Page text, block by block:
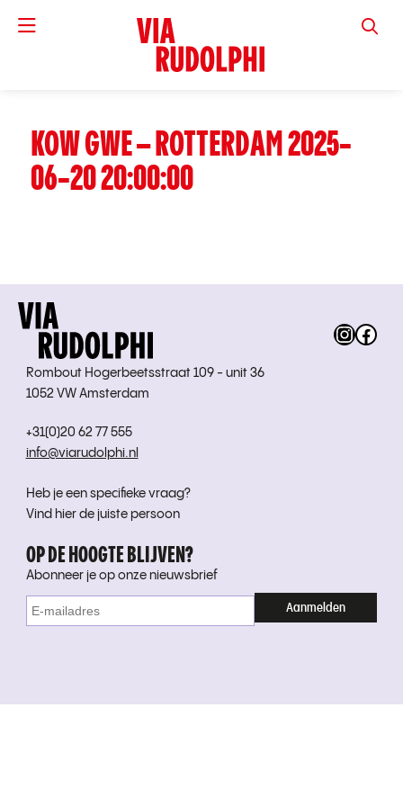
VIA
KOW GWE – ROTTERDAM 2025-
06-20 20:00:00
Rombout Hogerbeetsstraat 109 - unit 36
1052 VW Amsterdam
+31(0)20 62 77 555
info@viarudolphi.nl
Heb je een specifieke vraag?
Vind hier de juiste persoon
OP DE HOOGTE BLIJVEN?
Abonneer je op onze nieuwsbrief